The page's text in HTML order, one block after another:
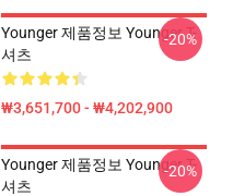
Younger 제품정보 Younger T-
셔츠
₩3,651,700 - ₩4,202,900
-20%
Younger 제품정보 Younger T-
셔츠
-20%